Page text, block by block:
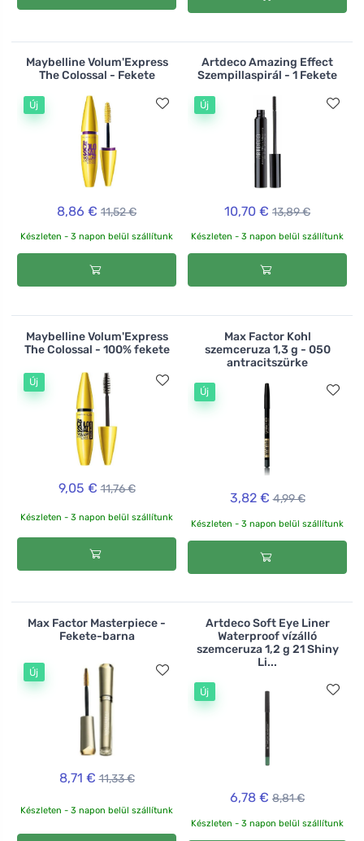
Maybelline Volum'Express
The Colossal - Fekete
Új
8,86 € 11,52 €
Készleten - 3 napon belül szállítunk
Artdeco Amazing Effect
Szempillaspirál - 1 Fekete
Új
10,70 € 13,89 €
Készleten - 3 napon belül szállítunk
Maybelline Volum'Express
The Colossal - 100% fekete
Új
9,05 € 11,76 €
Készleten - 3 napon belül szállítunk
Max Factor Kohl
szemceruza 1,3 g - 050
antracitszürke
Új
3,82 € 4,99 €
Készleten - 3 napon belül szállítunk
Max Factor Masterpiece -
Fekete-barna
Új
8,71 € 11,33 €
Készleten - 3 napon belül szállítunk
Artdeco Soft Eye Liner
Waterproof vízálló
szemceruza 1,2 g 21 Shiny
Li...
Új
6,78 € 8,81 €
Készleten - 3 napon belül szállítunk